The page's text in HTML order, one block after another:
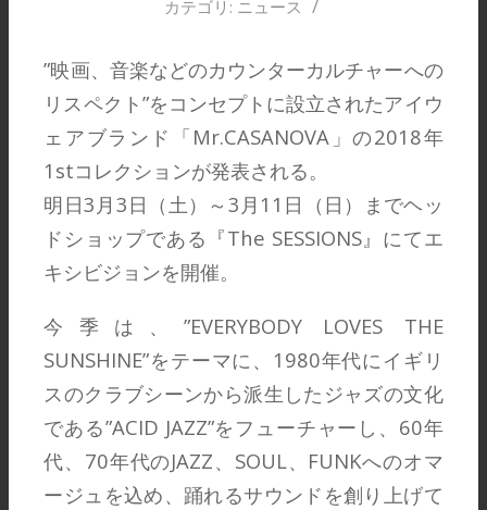
カテゴリ: ニュース /
”映画、音楽などのカウンターカルチャーへの
リスペクト”をコンセプトに設立されたアイウ
ェアブランド「Mr.CASANOVA」の2018年
1stコレクションが発表される。
明日3月3日（土）～3月11日（日）までヘッ
ドショップである『The SESSIONS』にてエ
キシビジョンを開催。
今季は、”EVERYBODY LOVES THE
SUNSHINE”をテーマに、1980年代にイギリ
スのクラブシーンから派生したジャズの文化
である”ACID JAZZ”をフューチャーし、60年
代、70年代のJAZZ、SOUL、FUNKへのオマ
ージュを込め、踊れるサウンドを創り上げて